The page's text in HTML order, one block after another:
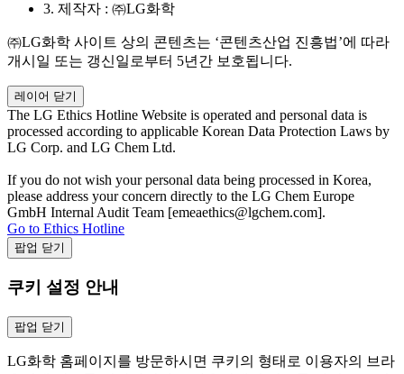
3. 제작자 : ㈜LG화학
㈜LG화학 사이트 상의 콘텐츠는 ‘콘텐츠산업 진흥법’에 따라
개시일 또는 갱신일로부터 5년간 보호됩니다.
레이어 닫기
The LG Ethics Hotline Website is operated and personal data is
processed according to applicable Korean Data Protection Laws by
LG Corp. and LG Chem Ltd.
If you do not wish your personal data being processed in Korea,
please address your concern directly to the LG Chem Europe
GmbH Internal Audit Team [emeaethics@lgchem.com].
Go to Ethics Hotline
팝업 닫기
쿠키 설정 안내
팝업 닫기
LG화학 홈페이지를 방문하시면 쿠키의 형태로 이용자의 브라